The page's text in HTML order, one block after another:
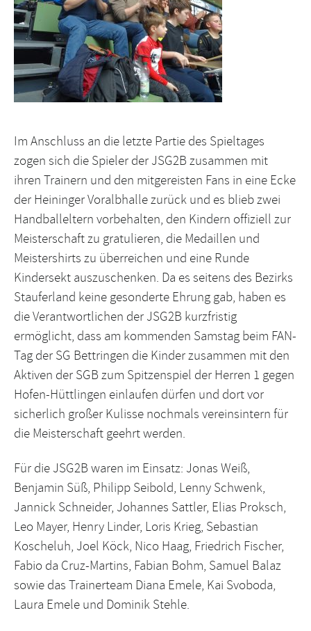
Im Anschluss an die letzte Partie des Spieltages
zogen sich die Spieler der JSG2B zusammen mit
ihren Trainern und den mitgereisten Fans in eine Ecke
der Heininger Voralbhalle zurück und es blieb zwei
Handballeltern vorbehalten, den Kindern offiziell zur
Meisterschaft zu gratulieren, die Medaillen und
Meistershirts zu überreichen und eine Runde
Kindersekt auszuschenken. Da es seitens des Bezirks
Stauferland keine gesonderte Ehrung gab, haben es
die Verantwortlichen der JSG2B kurzfristig
ermöglicht, dass am kommenden Samstag beim FAN-
Tag der SG Bettringen die Kinder zusammen mit den
Aktiven der SGB zum Spitzenspiel der Herren 1 gegen
Hofen-Hüttlingen einlaufen dürfen und dort vor
sicherlich großer Kulisse nochmals vereinsintern für
die Meisterschaft geehrt werden.
Für die JSG2B waren im Einsatz: Jonas Weiß,
Benjamin Süß, Philipp Seibold, Lenny Schwenk,
Jannick Schneider, Johannes Sattler, Elias Proksch,
Leo Mayer, Henry Linder, Loris Krieg, Sebastian
Koscheluh, Joel Köck, Nico Haag, Friedrich Fischer,
Fabio da Cruz-Martins, Fabian Bohm, Samuel Balaz
sowie das Trainerteam Diana Emele, Kai Svoboda,
Laura Emele und Dominik Stehle.